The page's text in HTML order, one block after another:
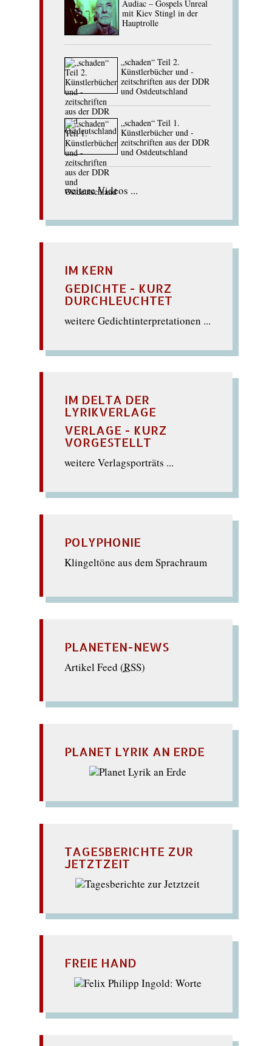
Audiac – Gospels Unreal
mit Kiev Stingl in der
Hauptrolle
„schaden“ Teil 2.
Künstlerbücher und -
zeitschriften aus der DDR
und Ostdeutschland
„schaden“ Teil 1.
Künstlerbücher und -
zeitschriften aus der DDR
und Ostdeutschland
weitere Videos ...
IM KERN
GEDICHTE - KURZ
DURCHLEUCHTET
weitere Gedichtinterpretationen ...
IM DELTA DER
LYRIKVERLAGE
VERLAGE - KURZ
VORGESTELLT
weitere Verlagsporträts ...
POLYPHONIE
Klingeltöne aus dem Sprachraum
PLANETEN-NEWS
Artikel Feed (RSS)
PLANET LYRIK AN ERDE
TAGESBERICHTE ZUR
JETZTZEIT
FREIE HAND